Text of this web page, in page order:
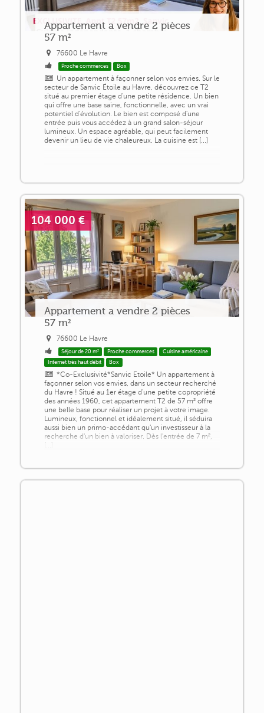
Appartement a vendre 2 pièces
57 m²
76600 Le Havre
Proche commerces Box
Un appartement à façonner selon vos envies. Sur le
secteur de Sanvic Étoile au Havre, découvrez ce T2
situé au premier étage d'une petite résidence. Un bien
qui offre une base saine, fonctionnelle, avec un vrai
potentiel d'évolution. Le bien est composé d'une
entrée puis vous accédez à un grand salon-séjour
lumineux. Un espace agréable, qui peut facilement
devenir un lieu de vie chaleureux. La cuisine est [...]
104 000 €
Appartement a vendre 2 pièces
57 m²
76600 Le Havre
Séjour de 20 m² Proche commerces
Cuisine américaine
Internet très haut débit
Box
*Co-Exclusivité*Sanvic Etoile* Un appartement à
façonner selon vos envies, dans un secteur recherché
du Havre ! Situé au 1er étage d'une petite copropriété
des années 1960, cet appartement T2 de 57 m² offre
une belle base pour réaliser un projet à votre image.
Lumineux, fonctionnel et idéalement situé, il séduira
aussi bien un primo-accédant qu'un investisseur à la
recherche d'un bien à valoriser. Dès l'entrée de 7 m²,